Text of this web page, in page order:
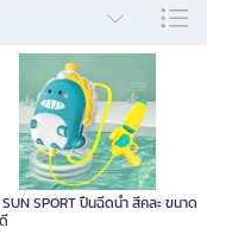
SPORT ปืนฉีดน้ำ สีคละ ขนาด